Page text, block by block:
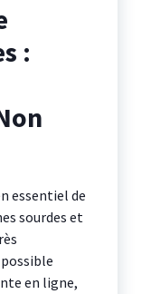
:
essentiel de
sourdes et
en ligne,